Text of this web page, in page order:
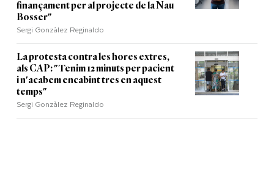
finançament per al projecte de la Nau
Bosser"
Sergi Gonzàlez Reginaldo
La protesta contra les hores extres,
als CAP: "Tenim 12 minuts per pacient
i n'acabem encabint tres en aquest
temps"
Sergi Gonzàlez Reginaldo